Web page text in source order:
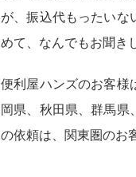
が、振込代もったいな
めて、なんでもお聞き
便利屋ハンズのお客様
岡県、秋田県、群馬県
の依頼は、関東圏のお